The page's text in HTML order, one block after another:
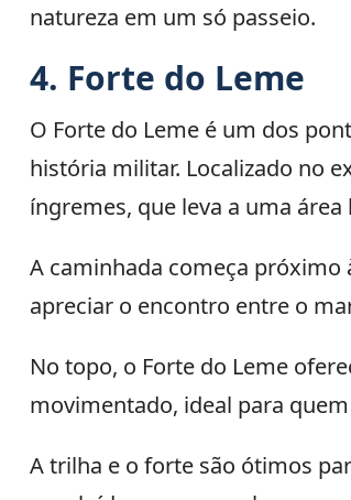
natureza em um só passeio.
4. Forte do Leme
O Forte do Leme é um dos
história militar. Localizado no
íngremes, que leva a uma
A caminhada começa próximo
apreciar o encontro entre o
No topo, o Forte do Leme
movimentado, ideal para
A trilha e o forte são ótimos